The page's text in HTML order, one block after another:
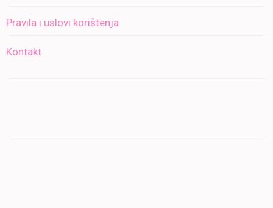
Pravila i uslovi korištenja
Kontakt